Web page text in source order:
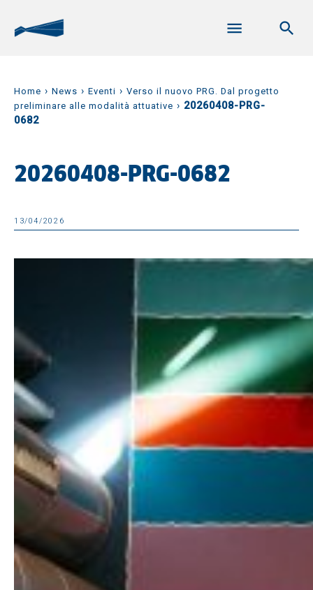
Home › News › Eventi › Verso il nuovo PRG. Dal progetto
preliminare alle modalità attuative › 20260408-PRG-
0682
20260408-PRG-0682
13/04/2026